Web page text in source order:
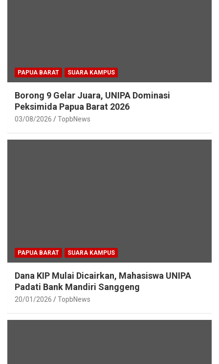
PAPUA BARAT SUARA KAMPUS
Borong 9 Gelar Juara, UNIPA Dominasi
Peksimida Papua Barat 2026
03/08/2026 TopbNews
PAPUA BARAT SUARA KAMPUS
Dana KIP Mulai Dicairkan, Mahasiswa UNIPA
Padati Bank Mandiri Sanggeng
20/01/2026 TopbNews